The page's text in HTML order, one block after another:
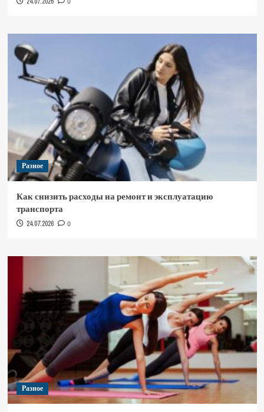
Разное
Как снизить расходы на ремонт и эксплуатацию
транспорта
24.07.2026 0
Разное